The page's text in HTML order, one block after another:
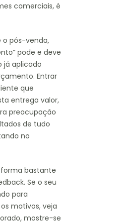
comerciais, é
o pós-venda,
pode e deve
já aplicado
Entrar
que
entrega valor,
preocupação
de tudo
no
bastante
Se o seu
para
motivos, veja
mostre-se